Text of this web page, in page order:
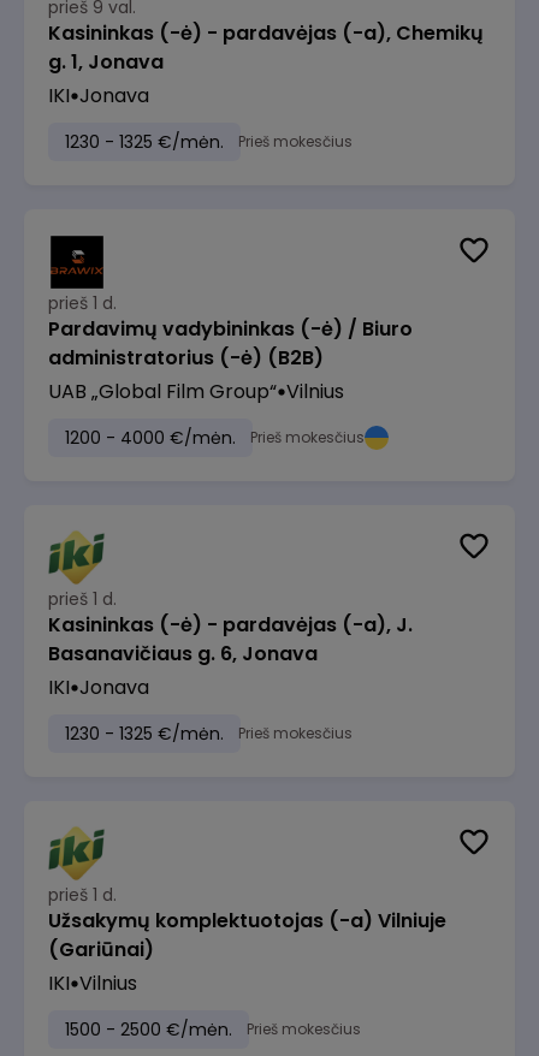
prieš 9 val.
Kasininkas (-ė) - pardavėjas (-a), Chemikų
g. 1, Jonava
IKI Jonava
1230 - 1325 €/mėn. Prieš mokesčius
prieš 1 d.
Pardavimų vadybininkas (-ė) / Biuro
administratorius (-ė) (B2B)
UAB „Global Film Group“ Vilnius
1200 - 4000 €/mėn. Prieš mokesčius
prieš 1 d.
Kasininkas (-ė) - pardavėjas (-a), J.
Basanavičiaus g. 6, Jonava
IKI Jonava
1230 - 1325 €/mėn. Prieš mokesčius
prieš 1 d.
Užsakymų komplektuotojas (-a) Vilniuje
(Gariūnai)
IKI Vilnius
1500 - 2500 €/mėn. Prieš mokesčius